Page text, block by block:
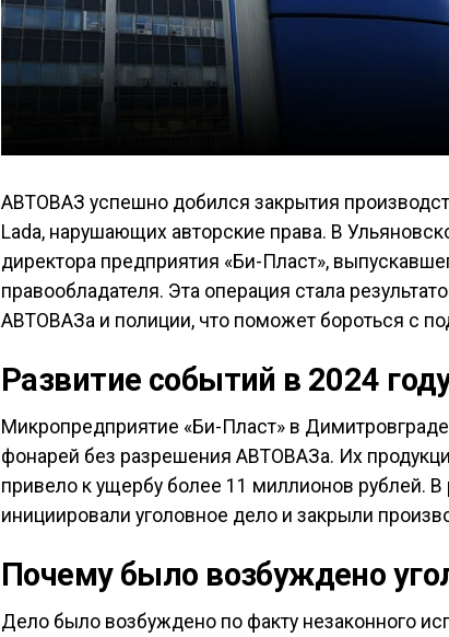
АВТОВАЗ успешно добился закрытия
Lada, нарушающих авторские права. В
директора предприятия «Би-Пласт»,
правообладателя. Эта операция стала
АВТОВАЗа и полиции, что поможет бороться с
Развитие событий в 2024
Микропредприятие «Би-Пласт» в
фонарей без разрешения АВТОВАЗа. Их
привело к ущербу более 11 миллионов рублей. В
инициировали уголовное дело и закрыли
Почему было возбуждено
Дело было возбуждено по факту незаконного